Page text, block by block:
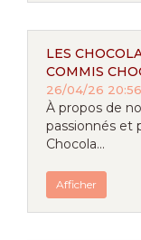
LES
COMMIS
26/04/26
À propos de
passionnés et
Chocola...
Afficher